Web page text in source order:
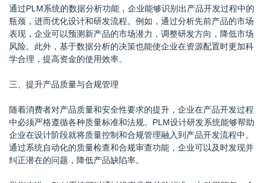
通过PLM系统的数据分析功能，企业能够识别出产品开发过程中的
瓶颈，进而优化设计和研发流程。例如，通过分析先前产品的市场
表现，企业可以预测新产品的市场潜力，调整研发方向，降低市场
风险。此外，基于数据分析的决策也能使企业在资源配置时更加科
学合理，提高资金的使用效率。
三、提升产品质量与合规管理
随着消费者对产品质量和安全性要求的提升，企业在产品开发过程
中必须严格遵循各种质量标准和法规。PLM设计研发系统能够帮助
企业在设计阶段就将质量控制和合规管理融入到产品开发流程中。
通过系统自动化的质量检查和合规审查功能，企业可以及时发现并
纠正潜在的问题，降低产品缺陷率。